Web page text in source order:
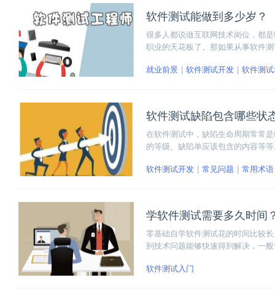
软件测试能做到多少岁？
很多人都说做互联网技术岗位，都
职业的天花板了。那如果从事软件
就业前景 软件测试开发 软件测
软件测试缺陷包含哪些状
在软件测试中，缺陷生命周期常常
的等级、缺陷单应该包含的内容等
软件测试开发 常见问题 常用术语
学软件测试需要多久时间
零基础自学软件测试花的时间比较
到技术问题能够快速得到解决，一
软件测试入门